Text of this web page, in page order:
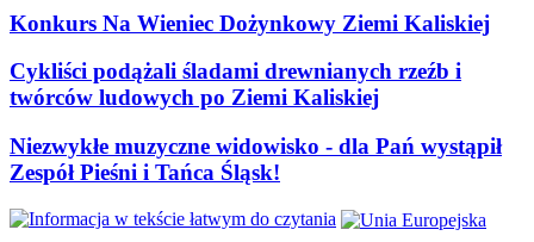
Konkurs Na Wieniec Dożynkowy Ziemi Kaliskiej
Cykliści podążali śladami drewnianych rzeźb i
twórców ludowych po Ziemi Kaliskiej
Niezwykłe muzyczne widowisko - dla Pań wystąpił
Zespół Pieśni i Tańca Śląsk!